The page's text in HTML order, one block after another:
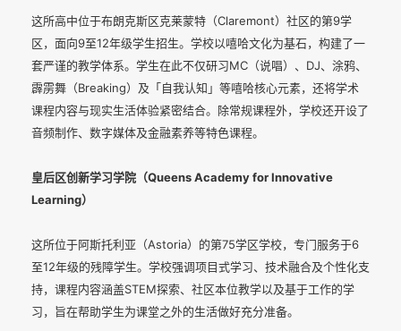
这所高中位于布朗克斯区克莱蒙特（Claremont）社区的第9学
区，面向9至12年级学生招生。学校以嘻哈文化为基石，构建了一
套严谨的教学体系。学生在此不仅研习MC（说唱）、DJ、涂鸦、
霹雳舞（Breaking）及「自我认知」等嘻哈核心元素，还将学术
课程内容与现实生活体验紧密结合。除常规课程外，学校还开设了
音频制作、数字媒体及金融素养等特色课程。
皇后区创新学习学院（Queens Academy for Innovative
Learning）
这所位于阿斯托利亚（Astoria）的第75学区学校，专门服务于6
至12年级的残障学生。学校强调项目式学习、技术融合及个性化支
持，课程内容涵盖STEM探索、社区本位教学以及基于工作的学
习，旨在帮助学生为课堂之外的生活做好充分准备。